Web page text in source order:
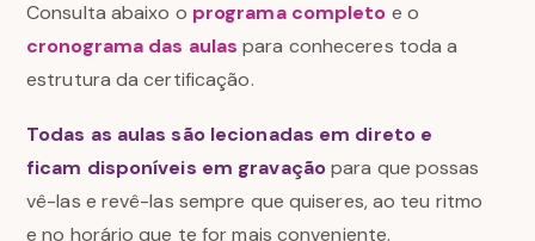
Consulta abaixo o programa completo e o
cronograma das aulaspara conheceres toda a
estrutura da certificação.
Todas as aulas são lecionadas em direto e
ficam disponíveis em gravaçãopara que possas
vê-las e revê-las sempre que quiseres, ao teu ritmo
e no horário que te for mais conveniente.